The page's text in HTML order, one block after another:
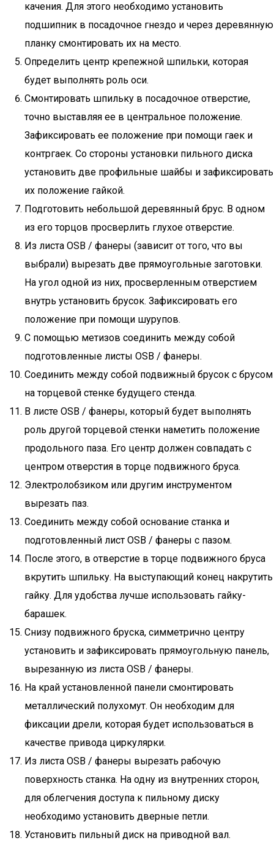
качения. Для этого необходимо установить
подшипник в посадочное гнездо и через деревянную
планку смонтировать их на место.
Определить центр крепежной шпильки, которая
будет выполнять роль оси.
Смонтировать шпильку в посадочное отверстие,
точно выставляя ее в центральное положение.
Зафиксировать ее положение при помощи гаек и
контргаек. Со стороны установки пильного диска
установить две профильные шайбы и зафиксировать
их положение гайкой.
Подготовить небольшой деревянный брус. В одном
из его торцов просверлить глухое отверстие.
Из листа OSB / фанеры (зависит от того, что вы
выбрали) вырезать две прямоугольные заготовки.
На угол одной из них, просверленным отверстием
внутрь установить брусок. Зафиксировать его
положение при помощи шурупов.
С помощью метизов соединить между собой
подготовленные листы OSB / фанеры.
Соединить между собой подвижный брусок с брусом
на торцевой стенке будущего стенда.
В листе OSB / фанеры, который будет выполнять
роль другой торцевой стенки наметить положение
продольного паза. Его центр должен совпадать с
центром отверстия в торце подвижного бруса.
Электролобзиком или другим инструментом
вырезать паз.
Соединить между собой основание станка и
подготовленный лист OSB / фанеры с пазом.
После этого, в отверстие в торце подвижного бруса
вкрутить шпильку. На выступающий конец накрутить
гайку. Для удобства лучше использовать гайку-
барашек.
Снизу подвижного бруска, симметрично центру
установить и зафиксировать прямоугольную панель,
вырезанную из листа OSB / фанеры.
На край установленной панели смонтировать
металлический полухомут. Он необходим для
фиксации дрели, которая будет использоваться в
качестве привода циркулярки.
Из листа OSB / фанеры вырезать рабочую
поверхность станка. На одну из внутренних сторон,
для облегчения доступа к пильному диску
необходимо установить дверные петли.
Установить пильный диск на приводной вал.